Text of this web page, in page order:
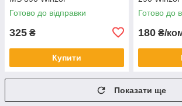
Готово до відправки
325 ₴
Купити
Готово до
180 ₴/
Показати ще